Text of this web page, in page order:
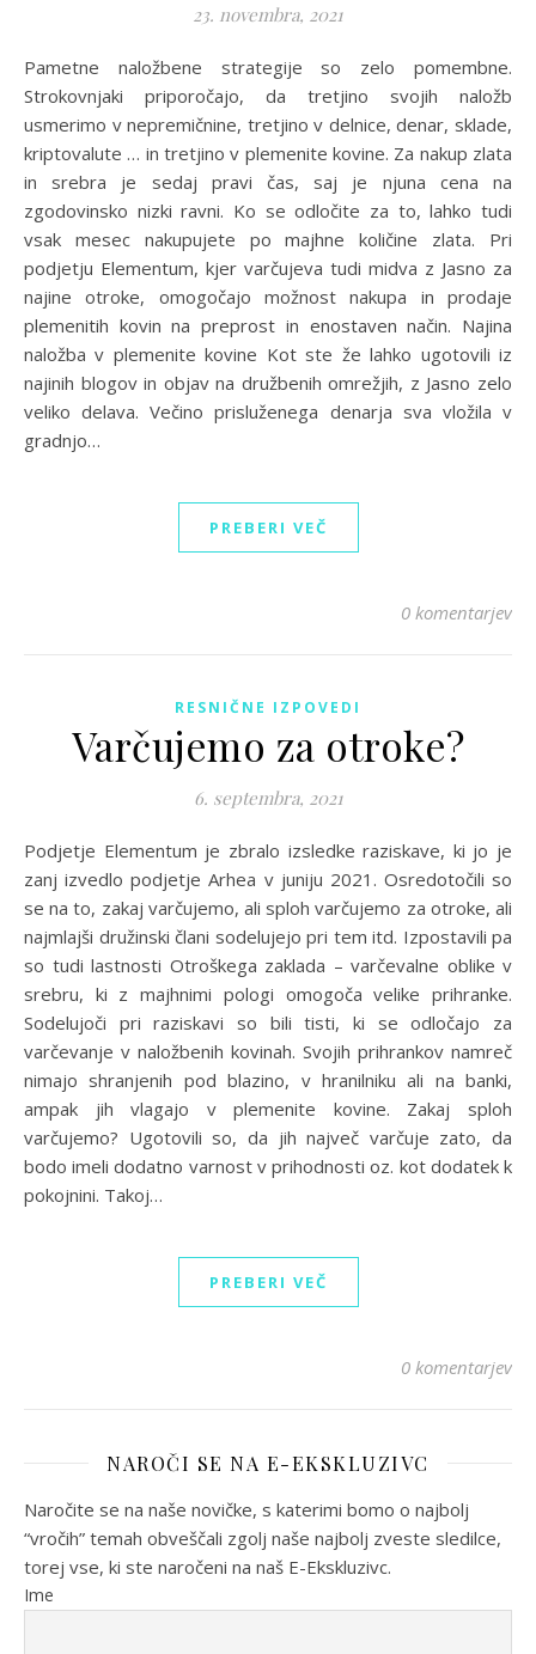
23. novembra, 2021
Pametne naložbene strategije so zelo pomembne.
Strokovnjaki priporočajo, da tretjino svojih naložb
usmerimo v nepremičnine, tretjino v delnice, denar, sklade,
kriptovalute … in tretjino v plemenite kovine. Za nakup zlata
in srebra je sedaj pravi čas, saj je njuna cena na
zgodovinsko nizki ravni. Ko se odločite za to, lahko tudi
vsak mesec nakupujete po majhne količine zlata. Pri
podjetju Elementum, kjer varčujeva tudi midva z Jasno za
najine otroke, omogočajo možnost nakupa in prodaje
plemenitih kovin na preprost in enostaven način. Najina
naložba v plemenite kovine Kot ste že lahko ugotovili iz
najinih blogov in objav na družbenih omrežjih, z Jasno zelo
veliko delava. Večino prisluženega denarja sva vložila v
gradnjo…
PREBERI VEČ
0 komentarjev
RESNIČNE IZPOVEDI
Varčujemo za otroke?
6. septembra, 2021
Podjetje Elementum je zbralo izsledke raziskave, ki jo je
zanj izvedlo podjetje Arhea v juniju 2021. Osredotočili so
se na to, zakaj varčujemo, ali sploh varčujemo za otroke, ali
najmlajši družinski člani sodelujejo pri tem itd. Izpostavili pa
so tudi lastnosti Otroškega zaklada – varčevalne oblike v
srebru, ki z majhnimi pologi omogoča velike prihranke.
Sodelujoči pri raziskavi so bili tisti, ki se odločajo za
varčevanje v naložbenih kovinah. Svojih prihrankov namreč
nimajo shranjenih pod blazino, v hranilniku ali na banki,
ampak jih vlagajo v plemenite kovine. Zakaj sploh
varčujemo? Ugotovili so, da jih največ varčuje zato, da
bodo imeli dodatno varnost v prihodnosti oz. kot dodatek k
pokojnini. Takoj…
PREBERI VEČ
0 komentarjev
NAROČI SE NA E-EKSKLUZIVC
Naročite se na naše novičke, s katerimi bomo o najbolj
“vročih” temah obveščali zgolj naše najbolj zveste sledilce,
torej vse, ki ste naročeni na naš E-Ekskluzivc.
Ime